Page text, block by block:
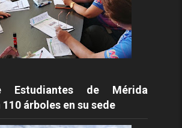
Estudiantes de Mérida
árboles en su sede